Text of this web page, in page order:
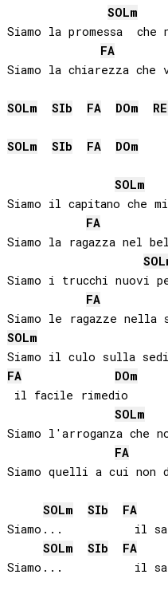
SOLm
Siamo la promessa  che
FA
Siamo la chiarezza che
SOLm SIb FA DOm RE
SOLm SIb FA DOm
SOLm
Siamo il capitano che
FA
Siamo la ragazza nel
SOL
Siamo i trucchi nuovi
FA
SOLm
FA
DOm
il facile rimedio
SOLm
Siamo l'arroganza che
FA
Siamo quelli a cui non
SOLm SIb FA
Siamo...          il
SOLm SIb FA
Siamo...          il